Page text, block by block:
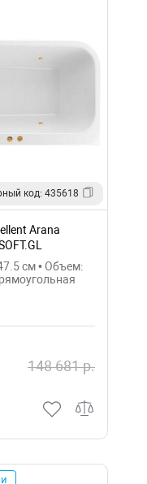
код: 435618
Arana
см • Объем:
148 681 р.